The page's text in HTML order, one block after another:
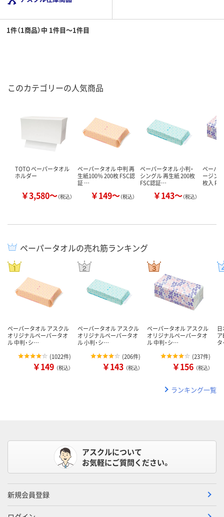
1件（1商品）中 1件目～1件目
このカテゴリーの人気商品
TOTO ペーパータオル
ホルダー
￥3,580～（税込）
ペーパータオル 中判 再
生紙100％ 200枚 FSC認
証 …
￥149～（税込）
ペーパータオル 小判・
シングル 再生紙 200枚
FSC認証…
￥143～（税込）
ペーパ
ージン
枚入 P…
ペーパータオルの売れ筋ランキング
ペーパータオル アスクル
オリジナルペーパータオ
ル 中判・シ…
(1022件)
￥149 （税込）
ペーパータオル アスクル
オリジナルペーパータオ
ル 小判・シ…
(206件)
￥143 （税込）
ペーパータオル アスクル
オリジナルペーパータオ
ル 中判・シ…
(237件)
￥156 （税込）
ランキング一覧
アスクルについて
お気軽にご質問ください。
新規会員登録